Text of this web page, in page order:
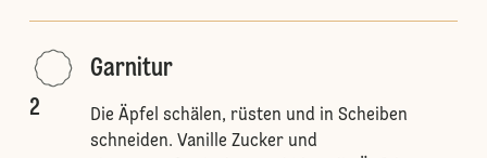
2
Garnitur
Die Äpfel schälen, rüsten und in Scheiben
schneiden. Vanille Zucker und